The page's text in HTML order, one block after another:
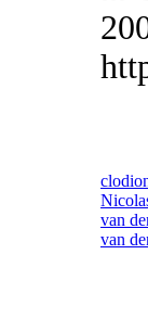
van
van